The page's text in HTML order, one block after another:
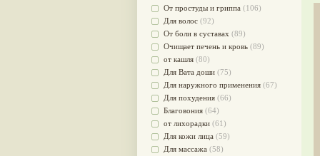
От простуды и гриппа (106)
Для волос (92)
От боли в суставах (89)
Очищает печень и кровь (89)
от кашля (80)
Для Вата доши (75)
Для наружного применения (67)
Для похудения (66)
Благовония (64)
от лихорадки (61)
Для кожи лица (59)
Для массажа (58)